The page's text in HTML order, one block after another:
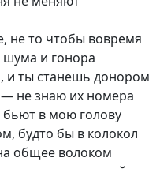
не то чтобы вовремя
шума и гонора
и ты станешь донором
не знаю их номера
в мою голову
будто бы в колокол
общее волоком